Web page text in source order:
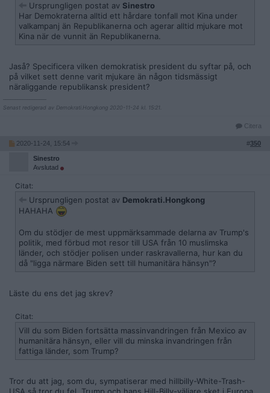
Ursprungligen postat av Sinestro
Har Demokraterna alltid ett hårdare tonfall mot Kina under
valkampanj än Republikanerna och agerar alltid mjukare mot
Kina när de vunnit än Republikanerna.
Jaså? Specificera vilken demokratisk president du syftar på, och
på vilket sett denne varit mjukare än någon tidsmässigt
näraliggande republikansk president?
Senast redigerad av Demokrati.Hongkong 2020-11-24 kl. 15:21.
Citera
2020-11-24, 15:54 #350
Sinestro
Avslutad
Citat:
Ursprungligen postat av Demokrati.Hongkong
HAHAHA
Om du stödjer de mest uppmärksammade delarna av Trump's
politik, med förbud mot resor till USA från 10 muslimska
länder, och stödjer polisen under raskravallerna, hur kan du
då "ligga närmare Biden sett till humanitära hänsyn"?
Läste du ens det jag skrev?
Citat:
Vill du som Biden fortsätta massinvandringen från Mexico av
humanitära hänsyn, eller vill du minska invandringen från
fattiga länder, som Trump?
Tror du att jag, som du, sympatiserar med hillbilly-White-Trash-